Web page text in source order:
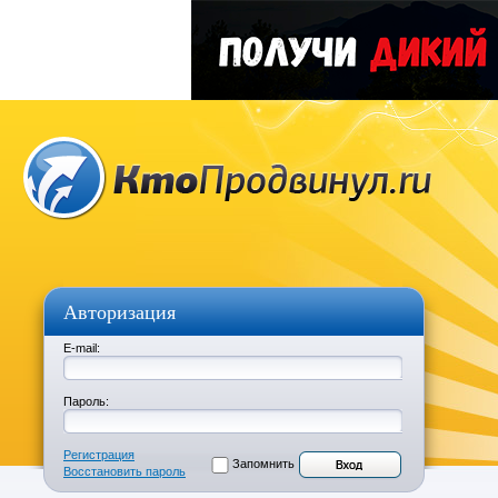
Авторизация
E-mail:
Пароль:
Регистрация
Восстановить пароль
Запомнить